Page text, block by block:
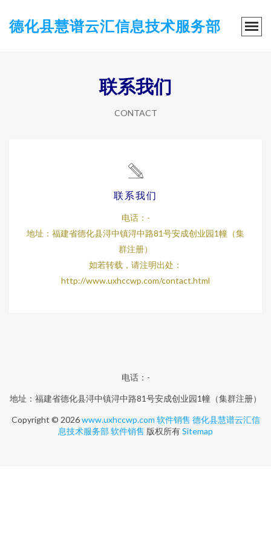
德化县慧谱云汇信息技术服务部
联系我们
CONTACT
联系我们
电话：-
地址：福建省德化县浔中镇浔中路81号安成创业园1幢（集
群注册）
如若转载，请注明出处：
http://www.uxhccwp.com/contact.html
电话：-
地址：福建省德化县浔中镇浔中路81号安成创业园1幢（集群注册）
Copyright © 2026www.uxhccwp.com 软件销售 德化县慧谱云汇信
息技术服务部软件销售 版权所有Sitemap